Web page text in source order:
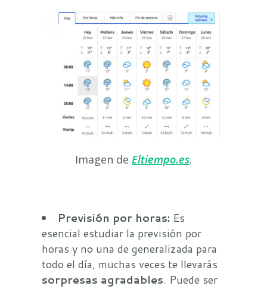
Imagen de Eltiempo.es.
Previsión por horas: Es
esencial estudiar la previsión por
horas y no una de generalizada para
todo el día, muchas veces te llevarás
sorpresas agradables. Puede ser